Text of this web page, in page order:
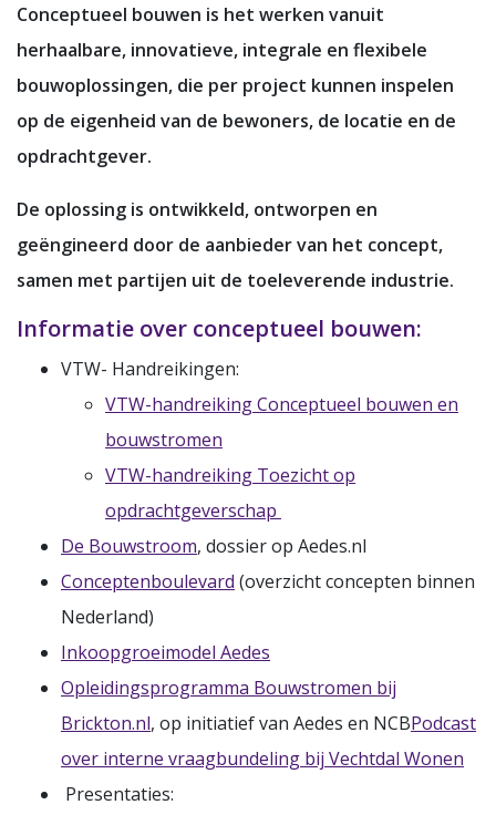
Conceptueel bouwen is het werken vanuit
herhaalbare, innovatieve, integrale en flexibele
bouwoplossingen, die per project kunnen inspelen
op de eigenheid van de bewoners, de locatie en de
opdrachtgever.​
De oplossing is ontwikkeld, ontworpen en
geëngineerd door de aanbieder van het concept,
samen met partijen uit de toeleverende industrie.
Informatie over conceptueel bouwen:
VTW- Handreikingen:
VTW-handreiking Conceptueel bouwen en
bouwstromen
VTW-handreiking Toezicht op
opdrachtgeverschap
De Bouwstroom, dossier op Aedes.nl
Conceptenboulevard (overzicht concepten binnen
Nederland)
Inkoopgroeimodel Aedes
Opleidingsprogramma Bouwstromen bij
Brickton.nl, op initiatief van Aedes en NCBPodcast
over interne vraagbundeling bij Vechtdal Wonen
Presentaties: